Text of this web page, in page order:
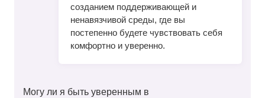
созданием поддерживающей и
ненавязчивой среды, где вы
постепенно будете чувствовать себя
комфортно и уверенно.
Могу ли я быть уверенным в